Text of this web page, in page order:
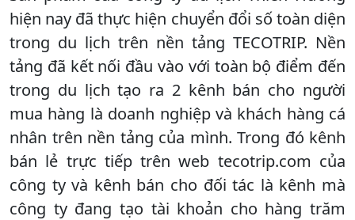
hiện nay đã thực hiện chuyển đổi số toàn diện
trong du lịch trên nền tảng TECOTRIP. Nền
tảng đã kết nối đầu vào với toàn bộ điểm đến
trong du lịch tạo ra 2 kênh bán cho người
mua hàng là doanh nghiệp và khách hàng cá
nhân trên nền tảng của mình. Trong đó kênh
bán lẻ trực tiếp trên web tecotrip.com của
công ty và kênh bán cho đối tác là kênh mà
công ty đang tạo tài khoản cho hàng trăm